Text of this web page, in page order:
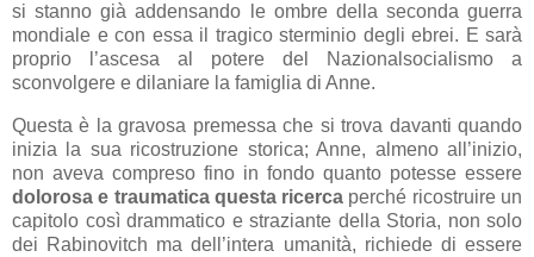
si stanno già addensando le ombre della seconda guerra
mondiale e con essa il tragico sterminio degli ebrei. E sarà
proprio l’ascesa al potere del Nazionalsocialismo a
sconvolgere e dilaniare la famiglia di Anne.
Questa è la gravosa premessa che si trova davanti quando
inizia la sua ricostruzione storica; Anne, almeno all’inizio,
non aveva compreso fino in fondo quanto potesse essere
dolorosa e traumatica questa ricerca perché ricostruire un
capitolo così drammatico e straziante della Storia, non solo
dei Rabinovitch ma dell’intera umanità, richiede di essere